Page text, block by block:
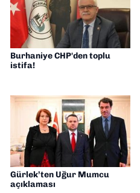
Burhaniye CHP'den toplu
istifa!
Gürlek’ten Uğur Mumcu
açıklaması